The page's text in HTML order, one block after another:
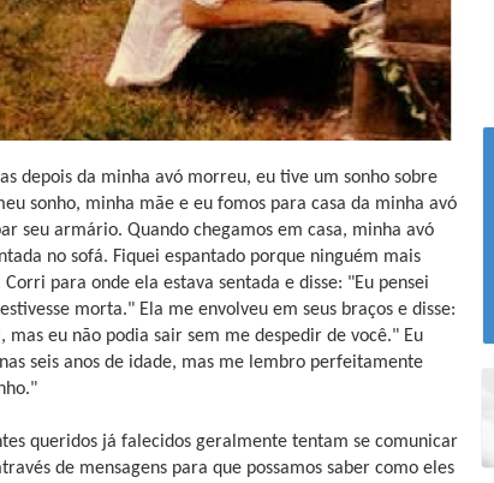
depois da minha avó morreu, eu tive um sonho sobre
sonho, minha mãe e eu fomos para casa da minha avó
seu armário. Quando chegamos em casa, minha avó
no sofá. Fiquei espantado porque ninguém mais
Corri para onde ela estava sentada e disse: "Eu pensei
morta." Ela me envolveu em seus braços e disse:
mas eu não podia sair sem me despedir de você." Eu
seis anos de idade, mas me lembro perfeitamente
queridos já falecidos geralmente tentam se comunicar
de mensagens para que possamos saber como eles